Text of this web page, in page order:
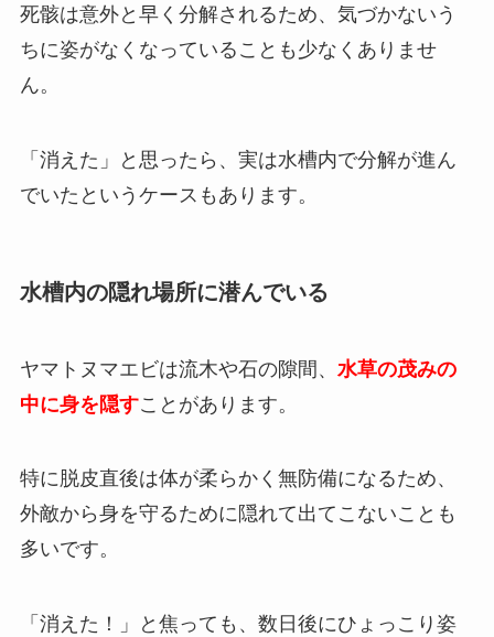
死骸は意外と早く分解されるため、気づかないう
ちに姿がなくなっていることも少なくありませ
ん。
「消えた」と思ったら、実は水槽内で分解が進ん
でいたというケースもあります。
水槽内の隠れ場所に潜んでいる
ヤマトヌマエビは流木や石の隙間、 水草の茂みの
中に身を隠すことがあります。
特に脱皮直後は体が柔らかく無防備になるため、
外敵から身を守るために隠れて出てこないことも
多いです。
「消えた！」と焦っても、数日後にひょっこり姿